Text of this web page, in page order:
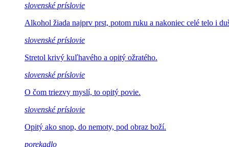
slovenské príslovie
Alkohol žiada najprv prst, potom ruku a nakoniec celé telo i
slovenské príslovie
Stretol krivý kuľhavého a opitý ožratého.
slovenské príslovie
O čom triezvy myslí, to opitý povie.
slovenské príslovie
Opitý ako snop, do nemoty, pod obraz boží.
porekadlo